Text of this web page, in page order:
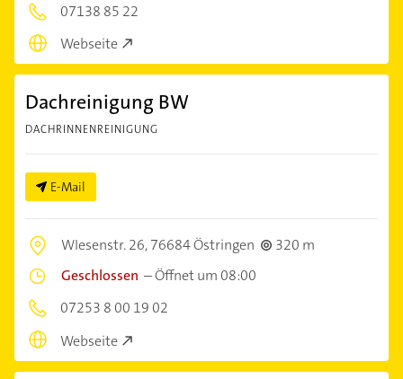
07138 85 22
Webseite
Dachreinigung BW
DACHRINNENREINIGUNG
E-Mail
WIesenstr. 26,76684 Östringen
320 m
Geschlossen –Öffnet um 08:00
07253 8 00 19 02
Webseite